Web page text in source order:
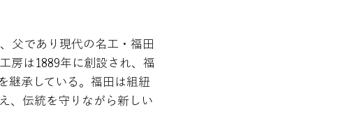
父であり現代の名工・福田
房は1889年に創設され、福
継承している。福田は組紐
、伝統を守りながら新しい